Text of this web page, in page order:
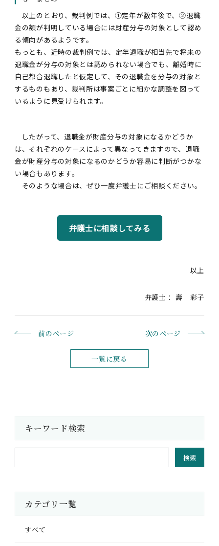
以上のとおり、裁判例では、①定年が数年後で、②退職
金の額が判明している場合には財産分与の対象として認め
る傾向があるようです。
もっとも、近時の裁判例では、定年退職が相当先で将来の
退職金が分与の対象とは認められない場合でも、離婚時に
自己都合退職したと仮定して、その退職金を分与の対象と
するものもあり、裁判所は事案ごとに細かな調整を図って
いるように見受けられます。
したがって、退職金が財産分与の対象になるかどうか
は、それぞれのケースによって異なってきますので、退職
金が財産分与の対象になるのかどうか容易に判断がつかな
い場合もあります。
そのような場合は、ぜひ一度弁護士にご相談ください。
弁護士に相談してみる
以上
弁護士：壽 彩子
前のページ
一覧に戻る
次のページ
キーワード検索
検索
カテゴリ一覧
すべて